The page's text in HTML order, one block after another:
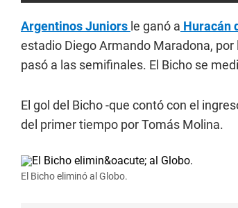
Argentinos Juniors le ganó a Huracán
estadio Diego Armando Maradona, por
pasó a las semifinales. El Bicho se
El gol del Bicho -que contó con el
del primer tiempo por Tomás Molina.
El Bicho eliminó al Globo.